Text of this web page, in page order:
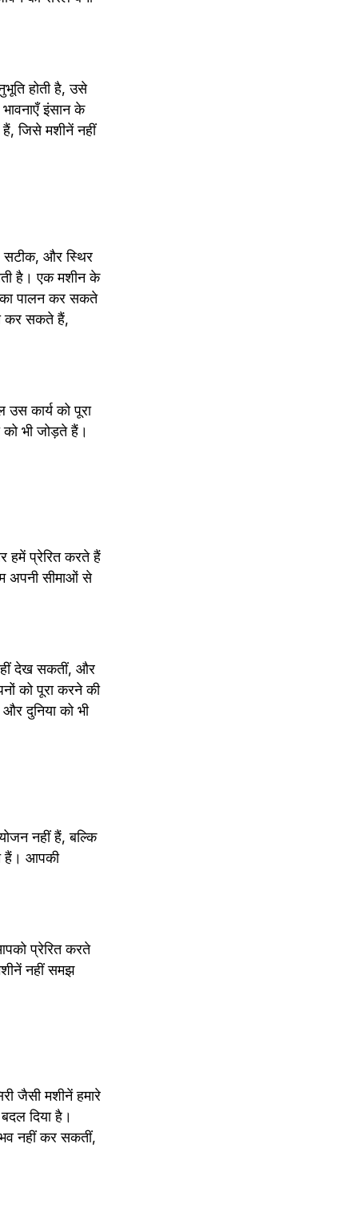
होती है, उसे
इंसान के
जिसे मशीनें नहीं
सटीक, और स्थिर
है। एक मशीन के
पालन कर सकते
कर सकते हैं,
कार्य को पूरा
भी जोड़ते हैं।
हमें प्रेरित करते हैं
अपनी सीमाओं से
नहीं देख सकतीं, और
को पूरा करने की
दुनिया को भी
नहीं हैं, बल्कि
हैं। आपकी
प्रेरित करते
नहीं समझ
जैसी मशीनें हमारे
दिया है।
नहीं कर सकतीं,